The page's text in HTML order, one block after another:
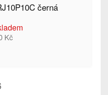
černá
Kč